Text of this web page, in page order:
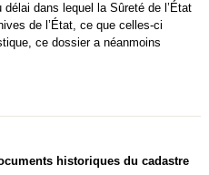
dans lequel la Sûreté de l’État
de l’État, ce que celles-ci
ce dossier a néanmoins
historiques du cadastre